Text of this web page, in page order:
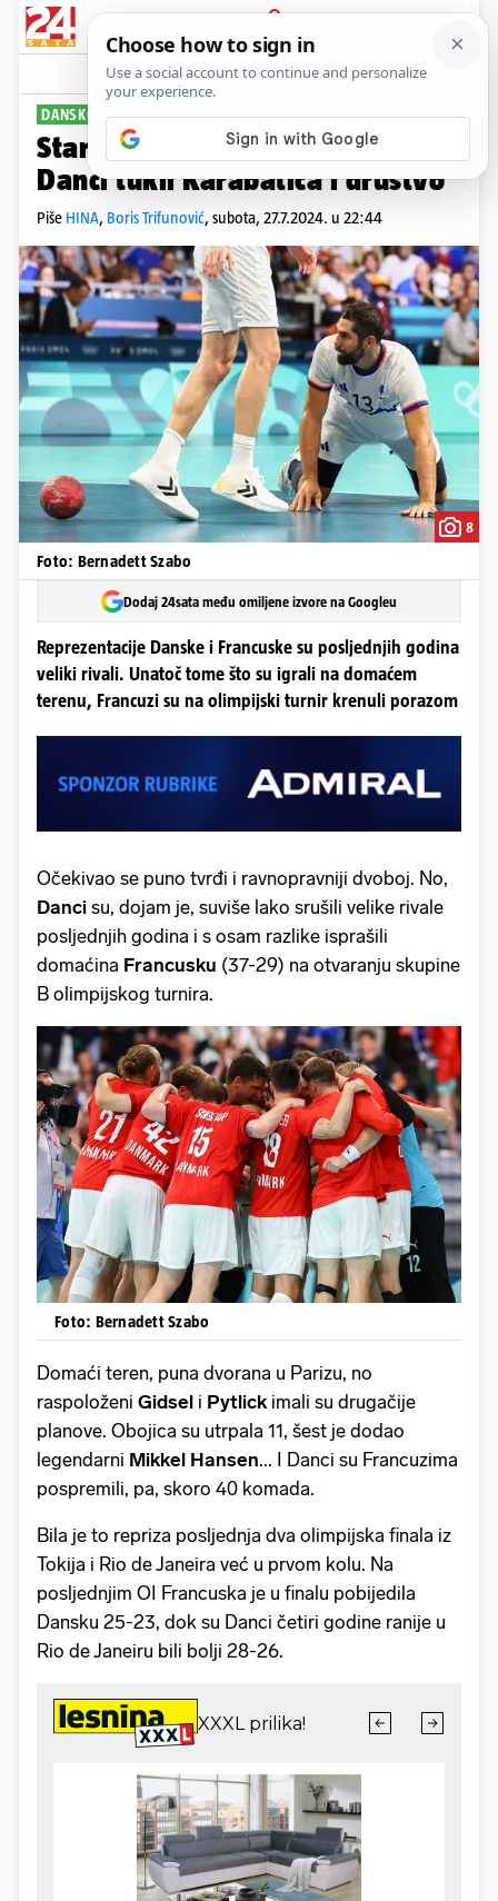
PRIJAVA
Sport Komentari
DANSKOJ PRIPAO KLASIK
Start iz noćne more za Francuze!
Danci tukli Karabatića i društvo
Piše HINA, Boris Trifunović, subota, 27.7.2024. u 22:44
8
Foto: Bernadett Szabo
Dodaj 24sata među omiljene izvore na Googleu
Reprezentacije Danske i Francuske su posljednjih godina
veliki rivali. Unatoč tome što su igrali na domaćem
terenu, Francuzi su na olimpijski turnir krenuli porazom
Očekivao se puno tvrđi i ravnopravniji dvoboj. No,
Danci su, dojam je, suviše lako srušili velike rivale
posljednjih godina i s osam razlike isprašili
domaćina Francusku (37-29) na otvaranju skupine
B olimpijskog turnira.
Foto: Bernadett Szabo
Domaći teren, puna dvorana u Parizu, no
raspoloženi Gidsel i Pytlick imali su drugačije
planove. Obojica su utrpala 11, šest je dodao
legendarni Mikkel Hansen... I Danci su Francuzima
pospremili, pa, skoro 40 komada.
Bila je to repriza posljednja dva olimpijska finala iz
Tokija i Rio de Janeira već u prvom kolu. Na
posljednjim OI Francuska je u finalu pobijedila
Dansku 25-23, dok su Danci četiri godine ranije u
Rio de Janeiru bili bolji 28-26.